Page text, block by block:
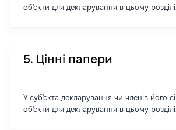
об'єкти для декларування в цьому розділі.
5. Цінні папери
У суб'єкта декларування чи членів його
об'єкти для декларування в цьому розділі.